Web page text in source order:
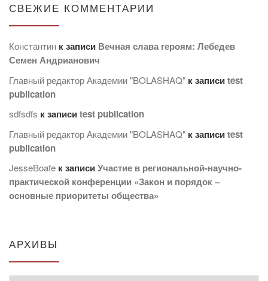
СВЕЖИЕ КОММЕНТАРИИ
Константин к записи Вечная слава героям: Лебедев
Семен Андрианович
Главный редактор Академии "BOLASHAQ" к записиtest
publication
sdfsdfs к записиtest publication
Главный редактор Академии "BOLASHAQ" к записиtest
publication
JesseBoafe к записиУчастие в региональной-научно-
практической конференции «Закон и порядок –
основные приоритеты общества»
АРХИВЫ